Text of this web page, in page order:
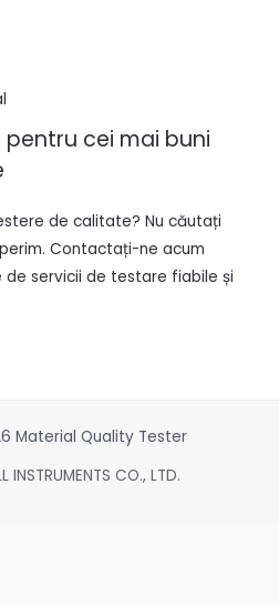
cei mai buni
de calitate? Nu căutați
Contactați-ne acum
servicii de testare fiabile și
Material Quality Tester
CO., LTD.